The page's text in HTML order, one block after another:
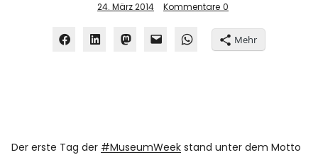
Bloggerreisen
24. März 2014 Kommentare 0
Mehr
Der erste Tag der #MuseumWeek stand unter dem Motto